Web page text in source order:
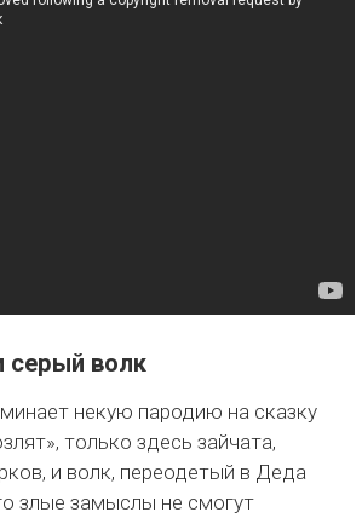
волк
некую пародию на сказку
только здесь зайчата,
и волк, переодетый в Деда
злые замыслы не смогут